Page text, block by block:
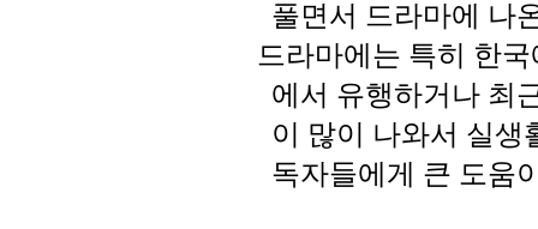
풀면서 드라마에 나
드라마에는 특히 한
에서 유행하거나 최
이 많이 나와서 실생
독자들에게 큰 도움